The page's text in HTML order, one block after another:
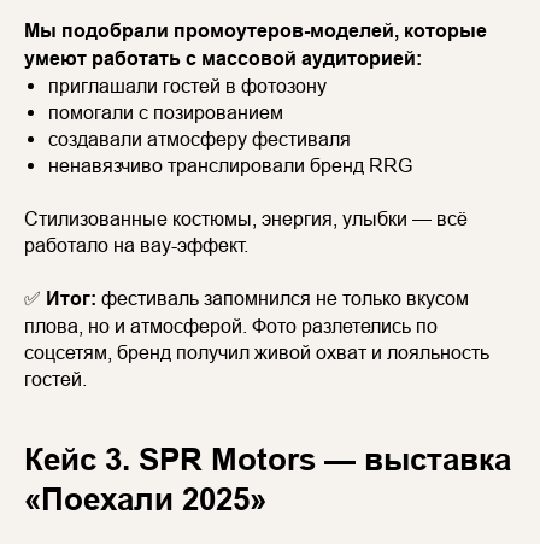
Мы подобрали промоутеров-моделей, которые
умеют работать с массовой аудиторией:
приглашали гостей в фотозону
помогали с позированием
создавали атмосферу фестиваля
ненавязчиво транслировали бренд RRG
Стилизованные костюмы, энергия, улыбки — всё
работало на вау-эффект.
✅ Итог: фестиваль запомнился не только вкусом
плова, но и атмосферой. Фото разлетелись по
соцсетям, бренд получил живой охват и лояльность
гостей.
Кейс 3. SPR Motors — выставка
«Поехали 2025»